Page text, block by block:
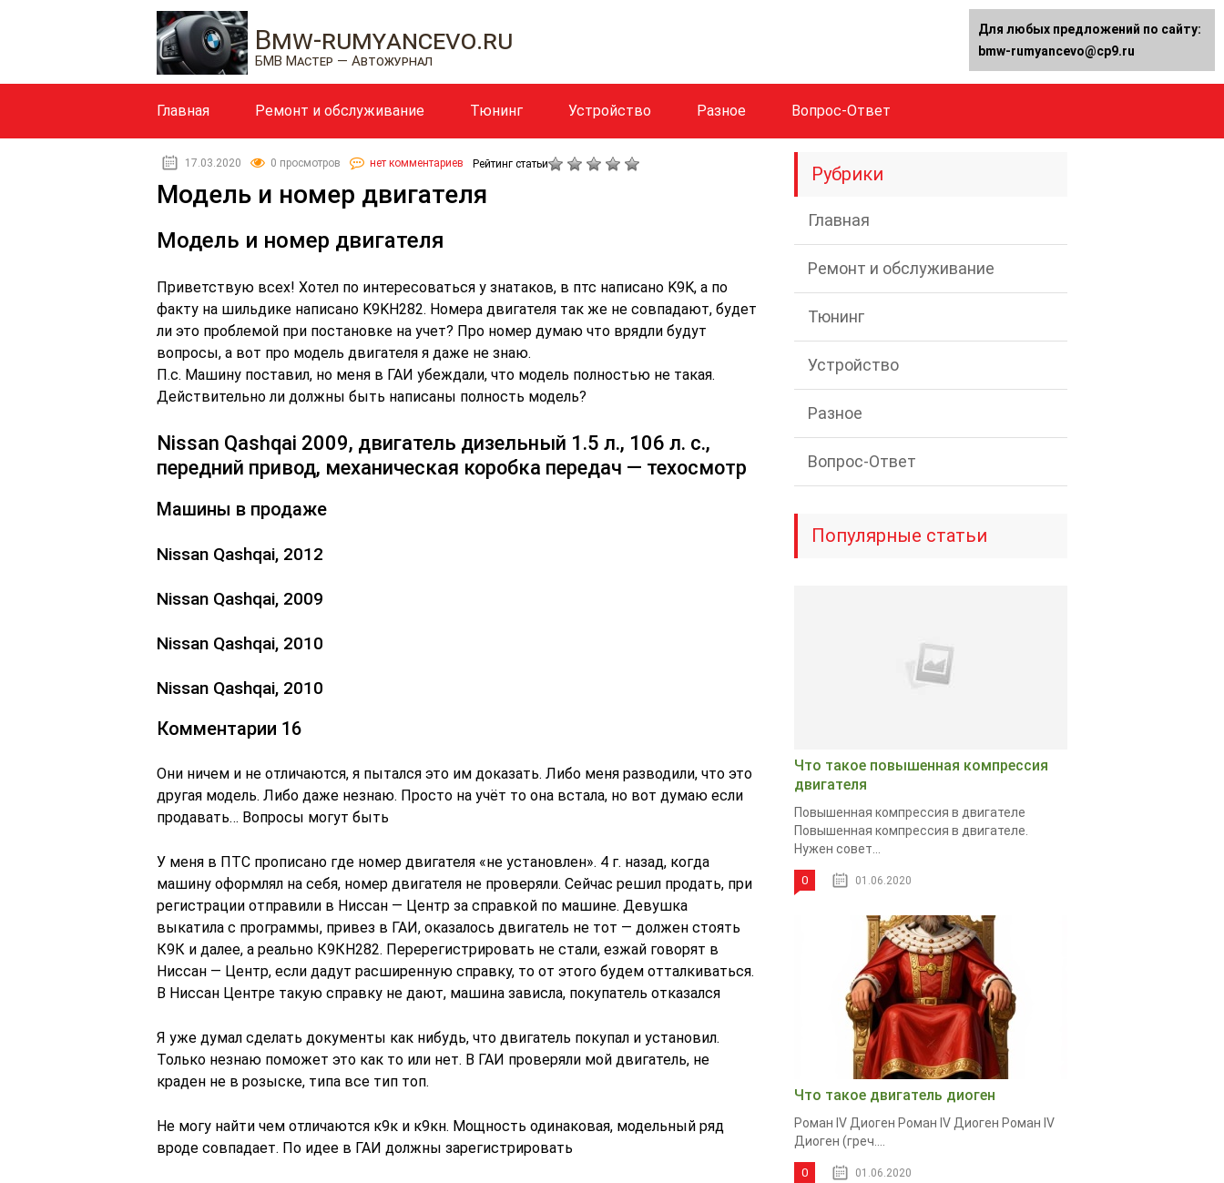
Bmw-rumyancevo.ru
БМВ Мастер — Автожурнал
Главная Ремонт и обслуживание Тюнинг Устройство Разное Вопрос-Ответ
17.03.2020 0 просмотров нет комментариев Рейтинг статьи
Модель и номер двигателя
Модель и номер двигателя
Приветствую всех! Хотел по интересоваться у знатаков, в птс написано K9K, а по
факту на шильдике написано K9KH282. Номера двигателя так же не совпадают, будет
ли это проблемой при постановке на учет? Про номер думаю что врядли будут
вопросы, а вот про модель двигателя я даже не знаю.
П.с. Машину поставил, но меня в ГАИ убеждали, что модель полностью не такая.
Действительно ли должны быть написаны полность модель?
Nissan Qashqai 2009, двигатель дизельный 1.5 л., 106 л. с.,
передний привод, механическая коробка передач — техосмотр
Машины в продаже
Nissan Qashqai, 2012
Nissan Qashqai, 2009
Nissan Qashqai, 2010
Nissan Qashqai, 2010
Комментарии 16
Они ничем и не отличаются, я пытался это им доказать. Либо меня разводили, что это
другая модель. Либо даже незнаю. Просто на учёт то она встала, но вот думаю если
продавать… Вопросы могут быть
У меня в ПТС прописано где номер двигателя «не установлен». 4 г. назад, когда
машину оформлял на себя, номер двигателя не проверяли. Сейчас решил продать, при
регистрации отправили в Ниссан — Центр за справкой по машине. Девушка
выкатила с программы, привез в ГАИ, оказалось двигатель не тот — должен стоять
К9К и далее, а реально К9КН282. Перерегистрировать не стали, езжай говорят в
Ниссан — Центр, если дадут расширенную справку, то от этого будем отталкиваться.
В Ниссан Центре такую справку не дают, машина зависла, покупатель отказался
Я уже думал сделать документы как нибудь, что двигатель покупал и установил.
Только незнаю поможет это как то или нет. В ГАИ проверяли мой двигатель, не
краден не в розыске, типа все тип топ.
Не могу найти чем отличаются к9к и к9кн. Мощность одинаковая, модельный ряд
вроде совпадает. По идее в ГАИ должны зарегистрировать
Рубрики
Главная
Ремонт и обслуживание
Тюнинг
Устройство
Разное
Вопрос-Ответ
Популярные статьи
Что такое повышенная компрессия
двигателя
Повышенная компрессия в двигателе
Повышенная компрессия в двигателе.
Нужен совет...
0 01.06.2020
Что такое двигатель диоген
Роман IV Диоген Роман IV Диоген Роман IV
Диоген (греч....
0 01.06.2020
Для любых предложений по сайту:
bmw-rumyancevo@cp9.ru